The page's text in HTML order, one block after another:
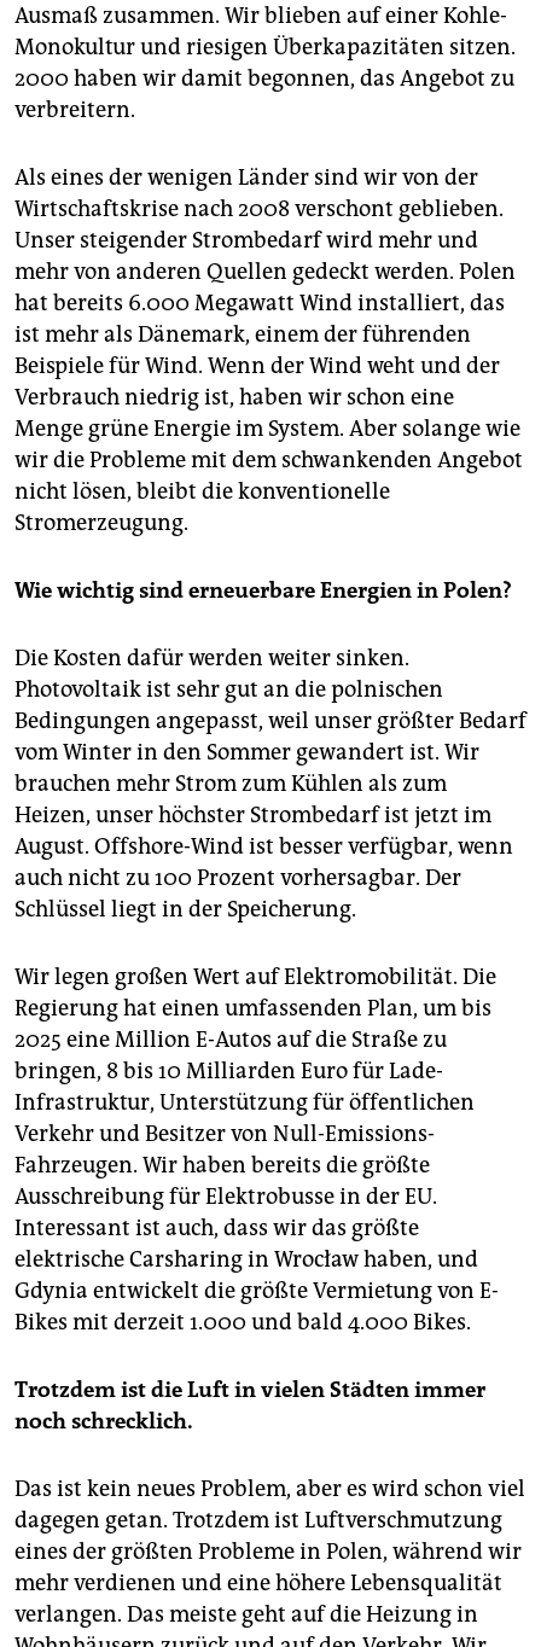
Ausmaß zusammen. Wir blieben auf einer Kohle-
Monokultur und riesigen Überkapazitäten sitzen.
2000 haben wir damit begonnen, das Angebot zu
verbreitern.
Als eines der wenigen Länder sind wir von der
Wirtschaftskrise nach 2008 verschont geblieben.
Unser steigender Strombedarf wird mehr und
mehr von anderen Quellen gedeckt werden. Polen
hat bereits 6.000 Megawatt Wind installiert, das
ist mehr als Dänemark, einem der führenden
Beispiele für Wind. Wenn der Wind weht und der
Verbrauch niedrig ist, haben wir schon eine
Menge grüne Energie im System. Aber solange wie
wir die Probleme mit dem schwankenden Angebot
nicht lösen, bleibt die konventionelle
Stromerzeugung.
Wie wichtig sind erneuerbare Energien in Polen?
Die Kosten dafür werden weiter sinken.
Photovoltaik ist sehr gut an die polnischen
Bedingungen angepasst, weil unser größter Bedarf
vom Winter in den Sommer gewandert ist. Wir
brauchen mehr Strom zum Kühlen als zum
Heizen, unser höchster Strombedarf ist jetzt im
August. Offshore-Wind ist besser verfügbar, wenn
auch nicht zu 100 Prozent vorhersagbar. Der
Schlüssel liegt in der Speicherung.
Wir legen großen Wert auf Elektromobilität. Die
Regierung hat einen umfassenden Plan, um bis
2025 eine Million E-Autos auf die Straße zu
bringen, 8 bis 10 Milliarden Euro für Lade-
Infrastruktur, Unterstützung für öffentlichen
Verkehr und Besitzer von Null-Emissions-
Fahrzeugen. Wir haben bereits die größte
Ausschreibung für Elektrobusse in der EU.
Interessant ist auch, dass wir das größte
elektrische Carsharing in Wrocław haben, und
Gdynia entwickelt die größte Vermietung von E-
Bikes mit derzeit 1.000 und bald 4.000 Bikes.
Trotzdem ist die Luft in vielen Städten immer
noch schrecklich.
Das ist kein neues Problem, aber es wird schon viel
dagegen getan. Trotzdem ist Luftverschmutzung
eines der größten Probleme in Polen, während wir
mehr verdienen und eine höhere Lebensqualität
verlangen. Das meiste geht auf die Heizung in